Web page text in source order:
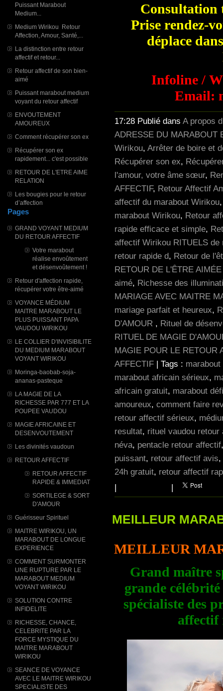
Puissant Marabout
Medium...
Medium Wirikou Retour
Affection, Amour, Santé,...
La distinction entre retour
affectif et retour...
Retour affectif de son bien-
aimé
Puissant marabout medium
voyant du retour affectif
ENVOUTEMENT
AMOUREUX
Comment récupérer son ex
Récupérer son ex
rapidement... c'est possible
RETOUR DE L'ETRE AIME
RELATION
Les bougies pour le retour
d’affection
Pages
GRAND VOYANT MEDIUM
DU RETOUR AFFECTIF
Votre marabout
réalise envoûtement
et désenvoûtement !
Retour d'affection rapide,
récupérer votre être-aimé
VOYANCE MÉDIUM
MAITRE MARABOUT LE
PLUS PUISSANT PAPA
VAUDOU WIRIKOU
LE COLLIER D'INVISIBILITE
DU MEDIUM MARABOUT
VOYANT WIRIKOU
Moringa-baobab-soja-
ananas-pasteque
LA MAGIE DE LA
RICHESSE PAR 777 ET LA
POUPEE VAUDOU
MAGIE AFRICAINE ET
DESENVOUTEMENT
Les divinités vaudoun
RETOUR AFFECTIF
RETOUR AFFECTIF
RAPIDE & IMMEDIAT
SORTILEGE & SORT
D'AMOUR
Guérisseur Spirituel
MAITRE WIRIKOU, UN
MARABOUT DE LONGUE
EXPERIENCE
COMMENT SURMONTER
UNE RUPTURE PAR LE
MARABOUT MEDIUM
VOYANT WIRIKOU
SOLUTION CONTRE
INFIDELITE
RICHESSE, CHANCE,
CELEBRITE PAR LA
FORCE MYSTIQUE DU
MAITRE MARABOUT
WIRIKOU
SEANCE DE VOYANCE
AVEC LE MAITRE WIRIKOU
SPECIALISTE DES
Consultation
Prise rendez-
déplace
Infoline /
Email:
17:28 Publié dans A propos
ADRESSE DU MARABOUT
Wirikou, Arrêter de boire et
Récupérer son ex,
l'amour, votre âme sœur,
AFFECTIF, Retour Affectif
affectif du marabout Wirikou
marabout Wirikou, Retour
rapide efficace et simple,
affectif Wirikou RITUELS de
retour rapide d, Retour de
RETOUR DE L'ÊTRE
aimé, Richesse des
MARIAGE AVEC MAITRE
mariage parfait et heureux,
D'AMOUR , Rituel de
RITUEL DE MAGIE
MAGIE POUR LE RETOUR
AFFECTIF | Tags :
marabout africain sérieux,
africain gratuit, marabout
amoureux, comment faire
retour affectif sérieux,
resultat, rituel vaudou retour
néva, pentacle retour affectif
puissant, retour affectif avis,
24h gratuit, retour affectif
|
|
MEILLEUR
MEILLEUR
Grand maître
grande
spécialiste des
affectif